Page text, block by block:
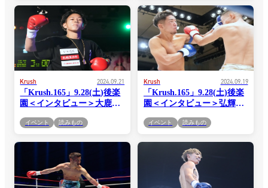
が出来上がった。本当に格
闘技に対しては感謝してま
すし、格闘家でよかったな
と思ってます」
当にこの試合にかける思い
はものすごく強いので、そ
こを見てもらいたい」
Krush 2024.09.21
「Krush.165」9.28(土)後楽
園＜インタビュー＞大鹿統
が今、強い選手が一番揃っ
チャンピオンだからという
のは考えず、強いヤツとや
りたいという気持ちで階級
イベント 読みもの
Krush 2024.09.19
「Krush.165」9.28(土)後楽
園＜インタビュー＞弘輝
分が強くなることだけに集
立ったらどうなるか分から
ないんですよ。いきなり殴
り合いするかもしれんし、
アウトボクシングするかも
イベント 読みもの